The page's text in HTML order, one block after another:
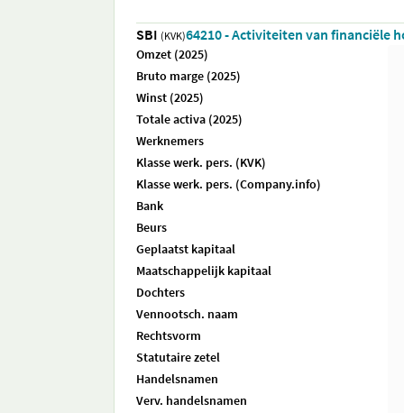
SBI (KVK)64210 - Activiteiten van financiële
Omzet (2025)
Bruto marge (2025)
Winst (2025)
Totale activa (2025)
Werknemers
Klasse werk. pers. (KVK)
Klasse werk. pers. (Company.info)
Bank
Beurs
Geplaatst kapitaal
Maatschappelijk kapitaal
Dochters
Vennootsch. naam
Rechtsvorm
Statutaire zetel
Handelsnamen
Verv. handelsnamen